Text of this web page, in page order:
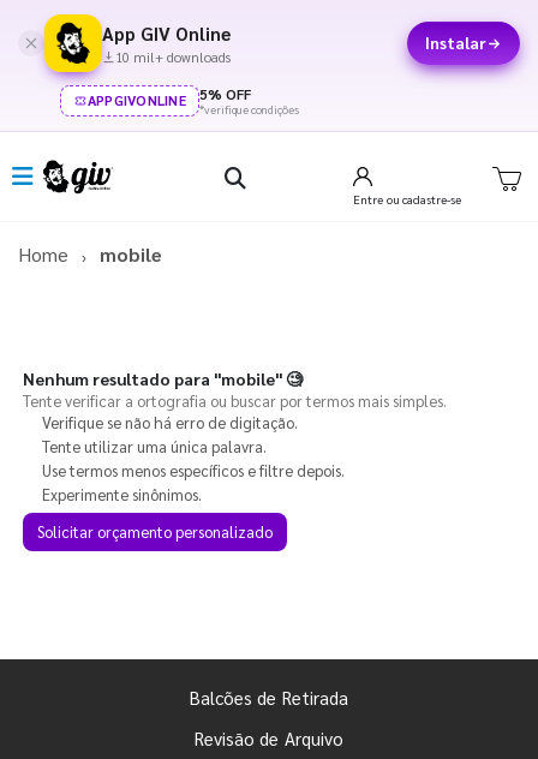
App GIV Online
10 mil+ downloads
Instalar
APPGIVONLINE 5% OFF
*verifique condições
Entre ou cadastre-se
Home mobile
Nenhum resultado para "mobile"🧐
Tente verificar a ortografia ou buscar por termos mais simples.
Verifique se não há erro de digitação.
Tente utilizar uma única palavra.
Use termos menos específicos e filtre depois.
Experimente sinônimos.
Solicitar orçamento personalizado
Balcões de Retirada
Revisão de Arquivo